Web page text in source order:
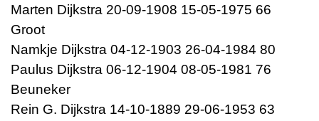
Marten Dijkstra 20-09-1908 15-05-1975 66
Groot
Namkje Dijkstra 04-12-1903 26-04-1984 80
Paulus Dijkstra 06-12-1904 08-05-1981 76
Beuneker
Rein G. Dijkstra 14-10-1889 29-06-1953 63